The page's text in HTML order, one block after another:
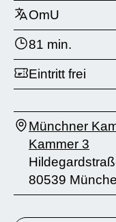
OmU
81 min.
Eintritt frei
Münchner
Kammer 3
80539